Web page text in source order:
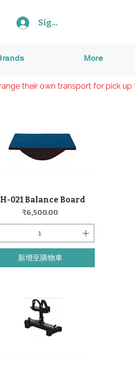
More
Sign In
快速瀏覽
021 Balance Board
價格
₹6,500.00
新增至購物車
their own transport for pick up